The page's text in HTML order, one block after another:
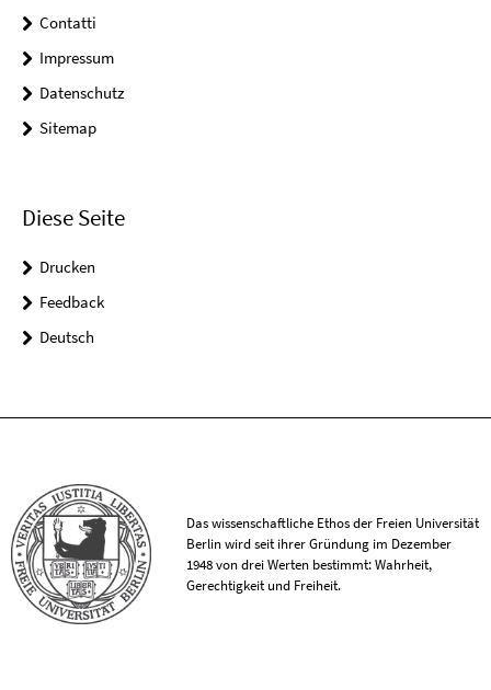
Contatti
Impressum
Datenschutz
Sitemap
Diese Seite
Drucken
Feedback
Deutsch
Das wissenschaftliche Ethos der Freien Universität
Berlin wird seit ihrer Gründung im Dezember
1948 von drei Werten bestimmt: Wahrheit,
Gerechtigkeit und Freiheit.